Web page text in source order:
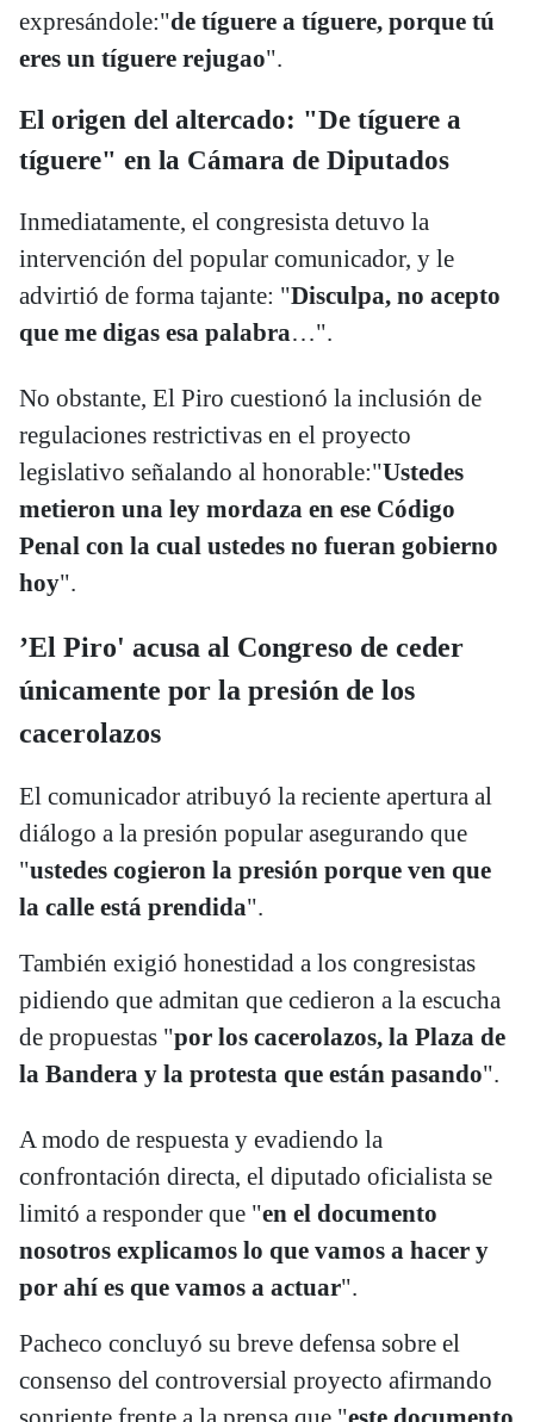
expresándole:"de tíguere a tíguere, porque tú
eres un tíguere rejugao".
El origen del altercado: "De tíguere a
tíguere" en la Cámara de Diputados
Inmediatamente, el congresista detuvo la
intervención del popular comunicador, y le
advirtió de forma tajante: "Disculpa, no acepto
que me digas esa palabra…".
No obstante, El Piro cuestionó la inclusión de
regulaciones restrictivas en el proyecto
legislativo señalando al honorable:"Ustedes
metieron una ley mordaza en ese Código
Penal con la cual ustedes no fueran gobierno
hoy".
’El Piro' acusa al Congreso de ceder
únicamente por la presión de los
cacerolazos
El comunicador atribuyó la reciente apertura al
diálogo a la presión popular asegurando que
"ustedes cogieron la presión porque ven que
la calle está prendida".
También exigió honestidad a los congresistas
pidiendo que admitan que cedieron a la escucha
de propuestas "por los cacerolazos, la Plaza de
la Bandera y la protesta que están pasando".
A modo de respuesta y evadiendo la
confrontación directa, el diputado oficialista se
limitó a responder que "en el documento
nosotros explicamos lo que vamos a hacer y
por ahí es que vamos a actuar".
Pacheco concluyó su breve defensa sobre el
consenso del controversial proyecto afirmando